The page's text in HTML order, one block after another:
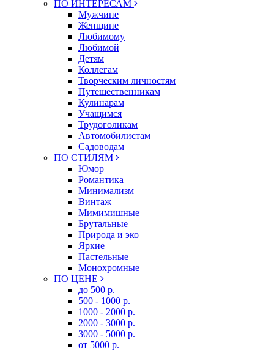
ПО ИНТЕРЕСАМ
Мужчине
Женщине
Любимому
Любимой
Детям
Коллегам
Творческим личностям
Путешественникам
Кулинарам
Учащимся
Трудоголикам
Автомобилистам
Садоводам
ПО СТИЛЯМ
Юмор
Романтика
Минимализм
Винтаж
Мимимишные
Брутальные
Природа и эко
Яркие
Пастельные
Монохромные
ПО ЦЕНЕ
до 500 р.
500 - 1000 р.
1000 - 2000 р.
2000 - 3000 р.
3000 - 5000 р.
от 5000 р.